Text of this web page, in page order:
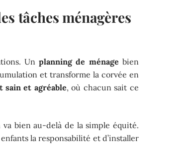
tâches ménagères
Unplanning de ménage bien
et transforme la corvée en
sain et agréable, où chacun sait ce
va bien au-delà de la simple équité.
la responsabilité et d’installer